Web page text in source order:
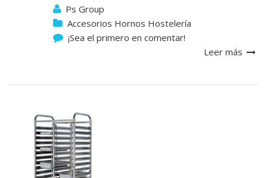
Ps Group
Accesorios Hornos Hostelería
¡Sea el primero en comentar!
Leer más